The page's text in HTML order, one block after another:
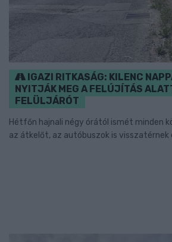
IGAZI RITKASÁG: KILENC
NYITJÁK MEG A FELÚJÍTÁS
FELÜLJÁRÓT
Hétfőn hajnali négy órától ismét minden
az átkelőt, az autóbuszok is